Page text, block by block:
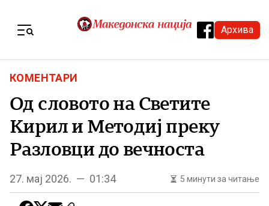
Архива
КОМЕНТАРИ
Од словото на Светите
Кирил и Методиј преку
Разловци до вечноста
27. мај 2026. — 01:34 5 минути за читање